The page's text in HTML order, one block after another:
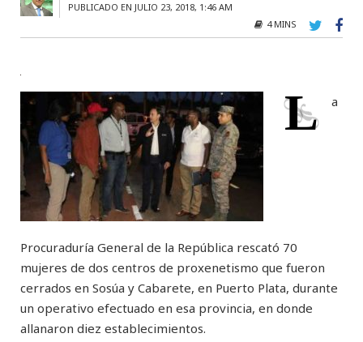
PUBLICADO EN JULIO 23, 2018, 1:46 AM
4 MINS
L a
Procuraduría General de la República rescató 70
mujeres de dos centros de proxenetismo que fueron
cerrados en Sosúa y Cabarete, en Puerto Plata, durante
un operativo efectuado en esa provincia, en donde
allanaron diez establecimientos.